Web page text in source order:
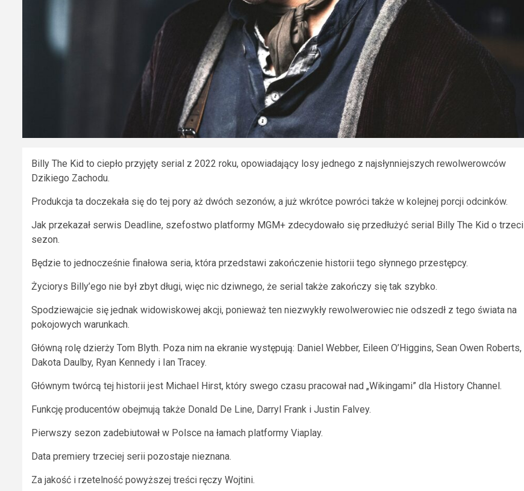
Billy The Kid to ciepło przyjęty serial z 2022 roku, opowiadający losy jednego z najsłynniejszych rewolwerowców
Dzikiego Zachodu.
Produkcja ta doczekała się do tej pory aż dwóch sezonów, a już wkrótce powróci także w kolejnej porcji odcinków.
Jak przekazał serwis Deadline, szefostwo platformy MGM+ zdecydowało się przedłużyć serial Billy The Kid o trzeci
sezon.
Będzie to jednocześnie finałowa seria, która przedstawi zakończenie historii tego słynnego przestępcy.
Życiorys Billy’ego nie był zbyt długi, więc nic dziwnego, że serial także zakończy się tak szybko.
Spodziewajcie się jednak widowiskowej akcji, ponieważ ten niezwykły rewolwerowiec nie odszedł z tego świata na
pokojowych warunkach.
Główną rolę dzierży Tom Blyth. Poza nim na ekranie występują: Daniel Webber, Eileen O’Higgins, Sean Owen Roberts,
Dakota Daulby, Ryan Kennedy i Ian Tracey.
Głównym twórcą tej historii jest Michael Hirst, który swego czasu pracował nad „Wikingami” dla History Channel.
Funkcję producentów obejmują także Donald De Line, Darryl Frank i Justin Falvey.
Pierwszy sezon zadebiutował w Polsce na łamach platformy Viaplay.
Data premiery trzeciej serii pozostaje nieznana.
Za jakość i rzetelność powyższej treści ręczy Wojtini.